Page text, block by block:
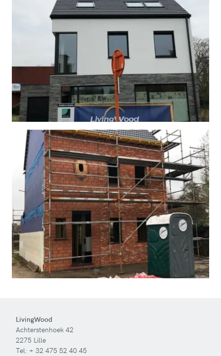
LivingWood
Achterstenhoek 42
2275 Lille
Tel: + 32 475 52 40 45